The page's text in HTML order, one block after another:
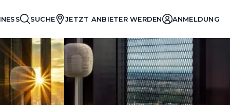
SUCHE JETZT ANBIETER WERDEN ANMELDUNG